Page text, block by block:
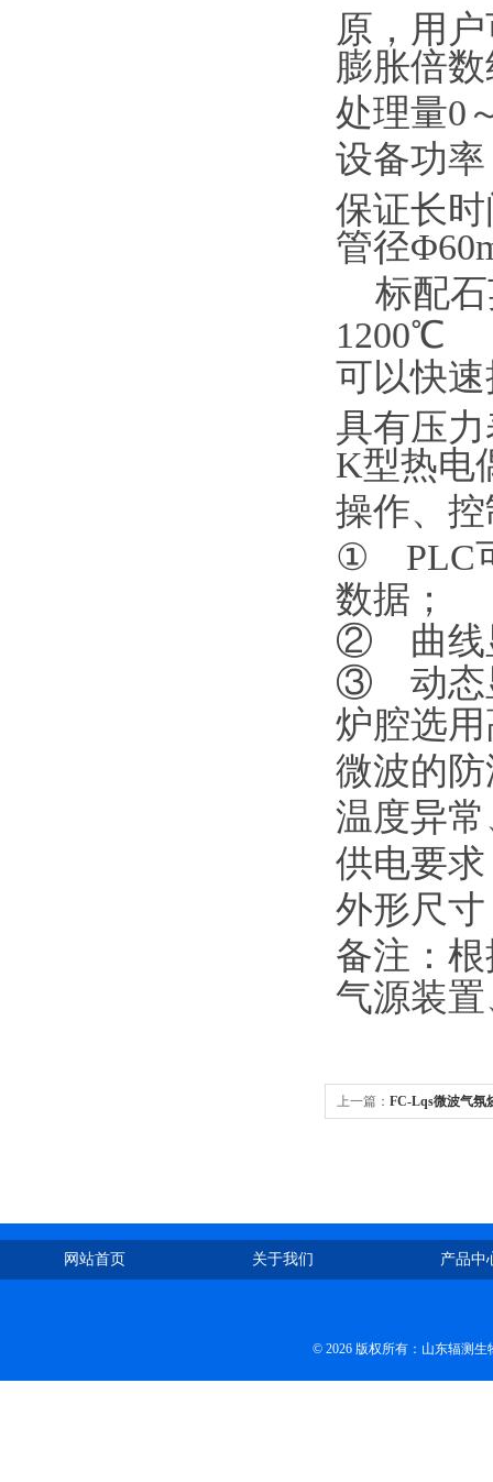
原，用
膨胀倍
处理量0
设备功
保证长
管径
标配石
1200℃
可以快
具有压
K型热电
操作、
① PLC
数据；
② 曲线
③ 动态
炉腔选
微波的
温度异
供电要求
外形尺寸
备注：
气源装
上一篇： FC-Lqs微波气氛
网站首页 关于我们 产品中
© 2026 版权所有：山东辐测